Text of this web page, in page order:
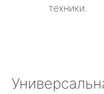
техники.